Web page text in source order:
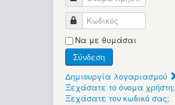
Κωδικός
Να με θυμάσαι
Σύνδεση
Δημιουργία λογαριασμού
Ξεχάσατε το όνομα χρήστη;
Ξεχάσατε τον κωδικό σας;